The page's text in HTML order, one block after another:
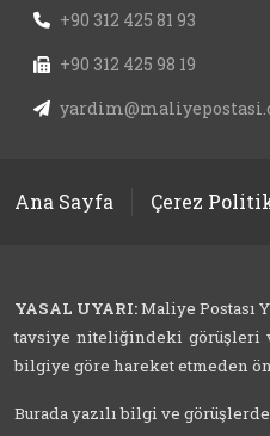
+90 312 425 81 93
+90 312 425 98 19
Ana Sayfa Çerez
YASAL UYARI:Maliye Postası
tavsiye niteliğindeki görüşleri
bilgiye göre hareket etmeden
Burada yazılı bilgi ve